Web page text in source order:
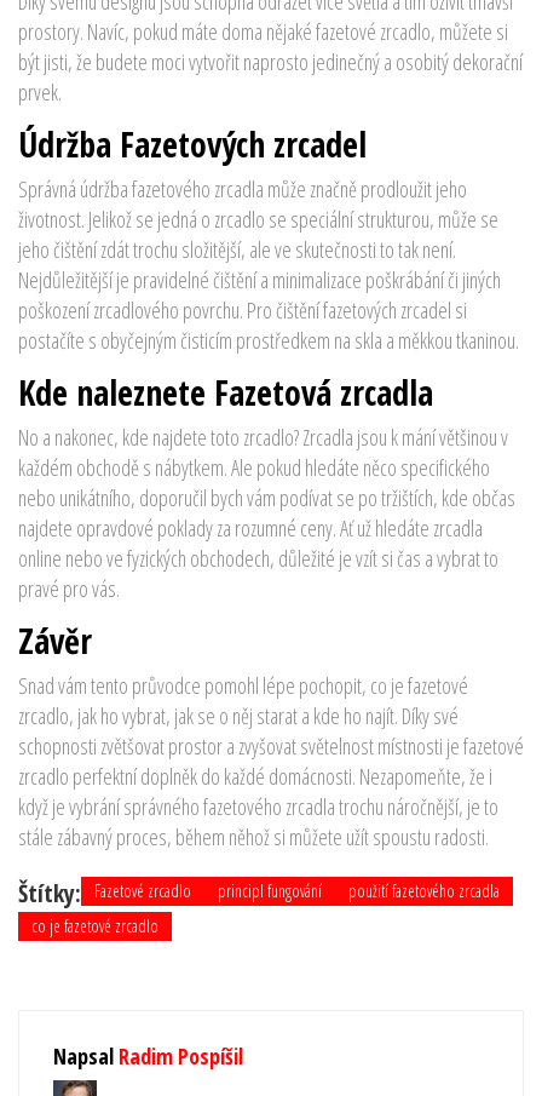
prostory. Navíc, pokud máte doma nějaké fazetové zrcadlo, můžete si
být jisti, že budete moci vytvořit naprosto jedinečný a osobitý dekorační
prvek.
Údržba Fazetových zrcadel
Správná údržba fazetového zrcadla může značně prodloužit jeho
životnost. Jelikož se jedná o zrcadlo se speciální strukturou, může se
jeho čištění zdát trochu složitější, ale ve skutečnosti to tak není.
Nejdůležitější je pravidelné čištění a minimalizace poškrábání či jiných
poškození zrcadlového povrchu. Pro čištění fazetových zrcadel si
postačíte s obyčejným čisticím prostředkem na skla a měkkou tkaninou.
Kde naleznete Fazetová zrcadla
No a nakonec, kde najdete toto zrcadlo? Zrcadla jsou k mání většinou v
každém obchodě s nábytkem. Ale pokud hledáte něco specifického
nebo unikátního, doporučil bych vám podívat se po tržištích, kde občas
najdete opravdové poklady za rozumné ceny. Ať už hledáte zrcadla
online nebo ve fyzických obchodech, důležité je vzít si čas a vybrat to
pravé pro vás.
Závěr
Snad vám tento průvodce pomohl lépe pochopit, co je fazetové
zrcadlo, jak ho vybrat, jak se o něj starat a kde ho najít. Díky své
schopnosti zvětšovat prostor a zvyšovat světelnost místnosti je fazetové
zrcadlo perfektní doplněk do každé domácnosti. Nezapomeňte, že i
když je vybrání správného fazetového zrcadla trochu náročnější, je to
stále zábavný proces, během něhož si můžete užít spoustu radosti.
Štítky: Fazetové zrcadlo principl fungování
použití fazetového zrcadla
co je fazetové zrcadlo
Napsal Radim Pospíšil